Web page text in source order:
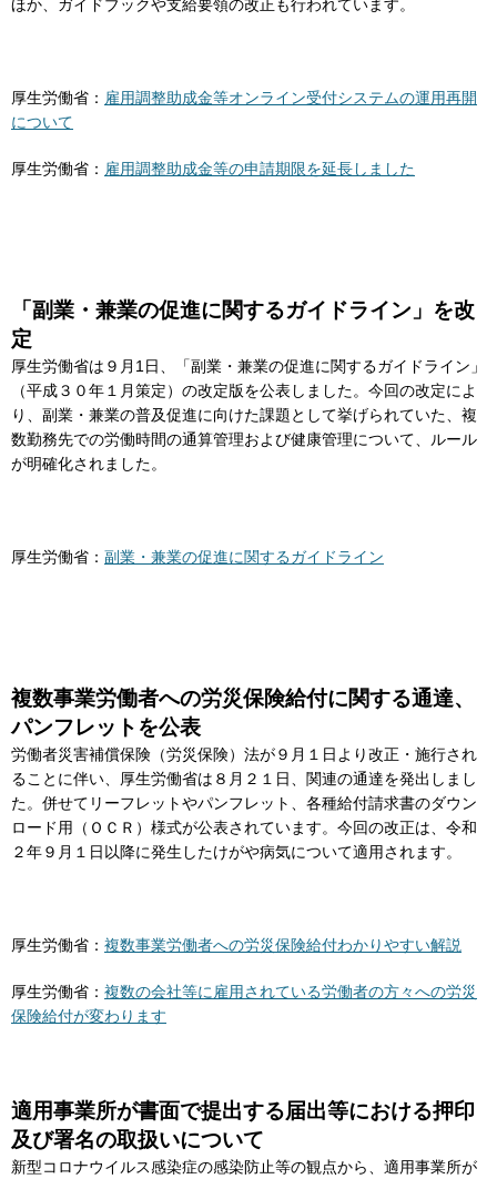
ほか、ガイドブックや支給要領の改正も行われています。
厚生労働省： 雇用調整助成金等オンライン受付システムの運用再開
について
厚生労働省： 雇用調整助成金等の申請期限を延長しました
「副業・兼業の促進に関するガイドライン」を改
定
厚生労働省は９月1日、「副業・兼業の促進に関するガイドライン」
（平成３０年１月策定）の改定版を公表しました。今回の改定によ
り、副業・兼業の普及促進に向けた課題として挙げられていた、複
数勤務先での労働時間の通算管理および健康管理について、ルール
が明確化されました。
厚生労働省： 副業・兼業の促進に関するガイドライン
複数事業労働者への労災保険給付に関する通達、
パンフレットを公表
労働者災害補償保険（労災保険）法が９月１日より改正・施行され
ることに伴い、厚生労働省は８月２１日、関連の通達を発出しまし
た。併せてリーフレットやパンフレット、各種給付請求書のダウン
ロード用（ＯＣＲ）様式が公表されています。今回の改正は、令和
２年９月１日以降に発生したけがや病気について適用されます。
厚生労働省： 複数事業労働者への労災保険給付わかりやすい解説
厚生労働省： 複数の会社等に雇用されている労働者の方々への労災
保険給付が変わります
適用事業所が書面で提出する届出等における押印
及び署名の取扱いについて
新型コロナウイルス感染症の感染防止等の観点から、適用事業所が